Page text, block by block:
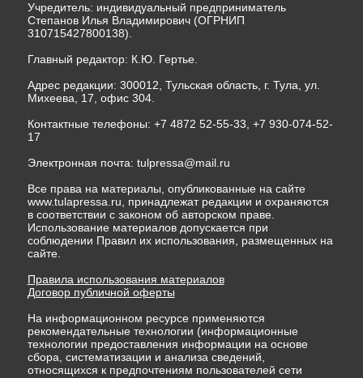
Учредитель: индивидуальный предприниматель
Степанов Илья Владимирович (ОГРНИП
310715427800138).
Главный редактор: К.Ю. Гертье.
Адрес редакции: 300012, Тульская область, г. Тула, ул.
Михеева, 17, офис 304.
Контактные телефоны: +7 4872 52-55-33, +7 930-074-52-
17
Электронная почта: tulpressa@mail.ru
Все права на материалы, опубликованные на сайте
www.tulapressa.ru, принадлежат редакции и охраняются
в соответствии с законом об авторском праве.
Использование материалов допускается при
соблюдении Правил их использования, размещенных на
сайте.
Правила использования материалов
Договор публичной оферты
На информационном ресурсе применяются
рекомендательные технологии (информационные
технологии предоставления информации на основе
сбора, систематизации и анализа сведений,
относящихся к предпочтениям пользователей сети